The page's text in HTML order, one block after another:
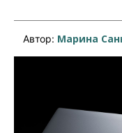
Автор: Марина